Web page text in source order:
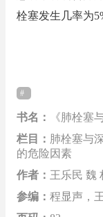
栓塞发生几率为
书名：
《肺栓塞
栏目： 肺栓塞与
的危险因素
作者： 王乐民 魏
参编： 程显声，